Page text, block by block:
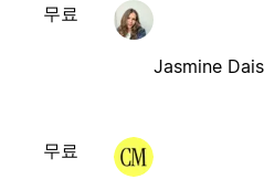
무료
Jasmine
무료